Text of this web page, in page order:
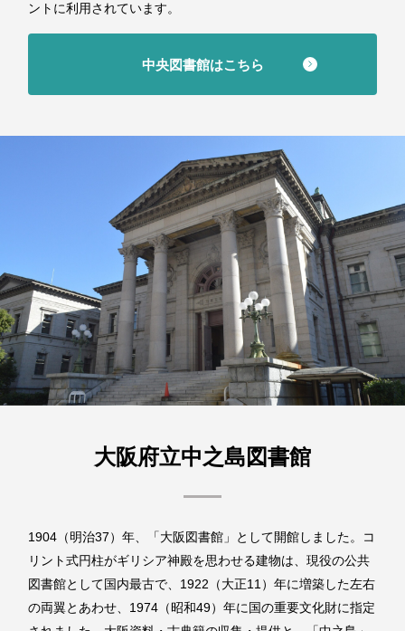
ントに利用されています。
中央図書館はこちら
大阪府立中之島図書館
1904（明治37）年、「大阪図書館」として開館しました。コ
リント式円柱がギリシア神殿を思わせる建物は、現役の公共
図書館として国内最古で、1922（大正11）年に増築した左右
の両翼とあわせ、1974（昭和49）年に国の重要文化財に指定